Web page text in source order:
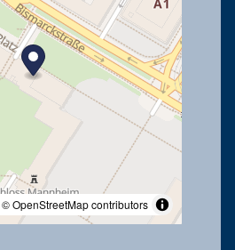
© OpenStreetMap contributors